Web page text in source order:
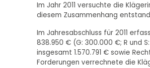
Im Jahr 2011 versuchte die
diesem Zusammenhang
Im Jahresabschluss für 2011
838.950 € (G: 300.000 €; R und
insgesamt 1.570.791 € sowie
Forderungen verrechnete die